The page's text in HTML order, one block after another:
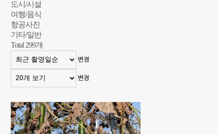
도시/시설
여행/음식
항공사진
기타/일반
Total 299개
변경
변경